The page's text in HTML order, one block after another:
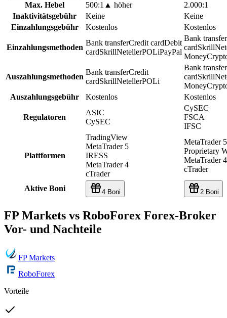
Max. Hebel
500:1 ▲ höher
2.000:1
Inaktivitätsgebühr
Keine
Keine
Einzahlungsgebühr
Kostenlos Kostenlos
Einzahlungsmethoden
Bank transferCredit cardDebit
cardSkrillNetellerPOLiPayPal
Bank transfer
cardSkrill
Money
Auszahlungsmethoden
Bank transferCredit
cardSkrillNetellerPOLi
Bank transfer
cardSkrill
Money
Auszahlungsgebühr
Kostenlos Kostenlos
Regulatoren
ASIC
CySEC
CySEC
FSCA
IFSC
Plattformen
TradingView
MetaTrader 5
IRESS
MetaTrader 4
cTrader
MetaTrader 5
Proprietary
MetaTrader 4
cTrader
Aktive Boni 4 Boni 2 Boni
FP Markets vs RoboForex Forex-Broker
Vor- und Nachteile
FP Markets
RoboForex
Vorteile